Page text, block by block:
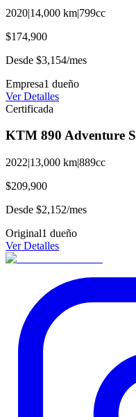
2020|14,000 km|799cc
$174,900
Desde $3,154/mes
Empresa1 dueño
Ver Detalles
Certificada
KTM 890 Adventure S
2022|13,000 km|889cc
$209,900
Desde $2,152/mes
Original1 dueño
Ver Detalles